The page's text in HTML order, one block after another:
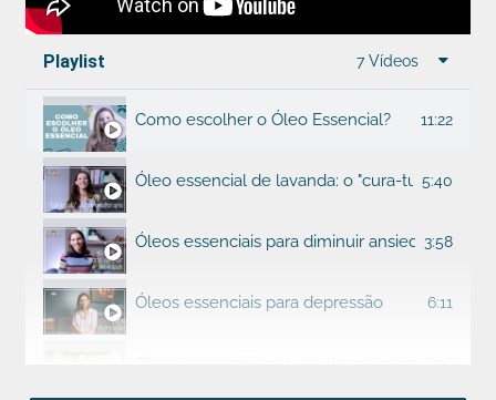
Playlist 7 Vídeos
Como escolher o Óleo Essencial? 11:22
Óleo essencial de lavanda: o "cura-tudo" da
5:40
Óleos essenciais para diminuir ansiedade
3:58
Óleos essenciais para depressão 6:11